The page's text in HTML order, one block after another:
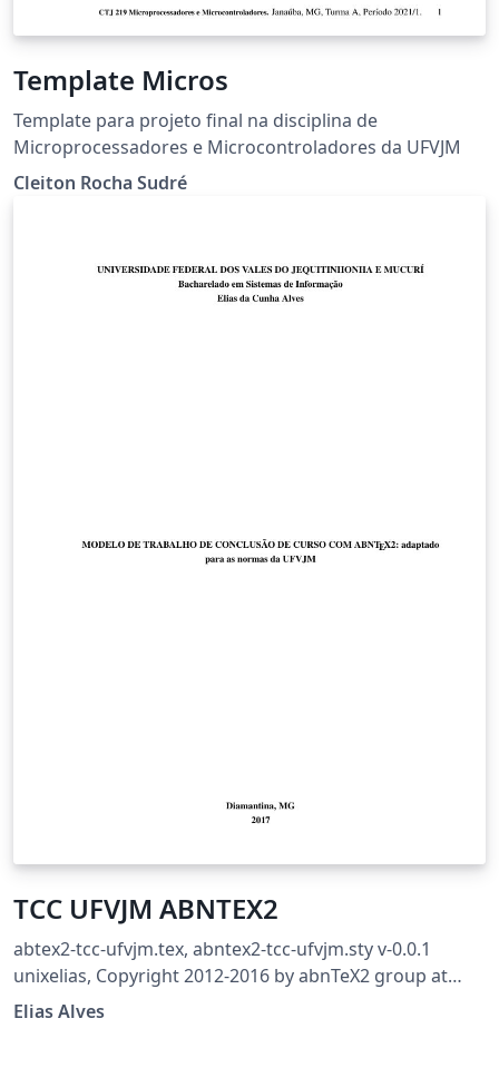
Template Micros
Template para projeto final na disciplina de
Microprocessadores e Microcontroladores da UFVJM
Cleiton Rocha Sudré
TCC UFVJM ABNTEX2
abtex2-tcc-ufvjm.tex, abntex2-tcc-ufvjm.sty v-0.0.1
unixelias, Copyright 2012-2016 by abnTeX2 group at
http://www.abntex.net.br/ Revisão para adequação ao
Elias Alves